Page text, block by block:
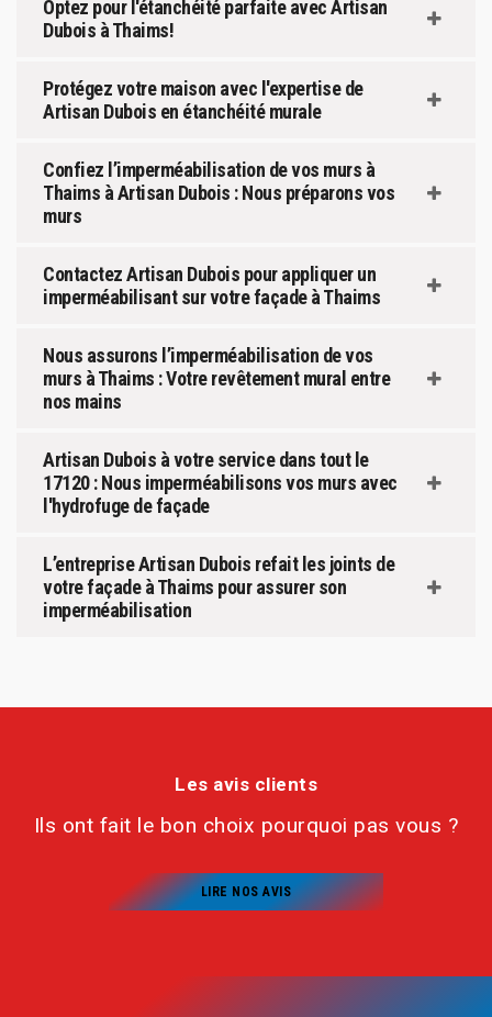
Optez pour l'étanchéité parfaite avec Artisan
Dubois à Thaims!
Protégez votre maison avec l'expertise de
Artisan Dubois en étanchéité murale
Confiez l’imperméabilisation de vos murs à
Thaims à Artisan Dubois : Nous préparons vos
murs
Contactez Artisan Dubois pour appliquer un
imperméabilisant sur votre façade à Thaims
Nous assurons l’imperméabilisation de vos
murs à Thaims : Votre revêtement mural entre
nos mains
Artisan Dubois à votre service dans tout le
17120 : Nous imperméabilisons vos murs avec
l'hydrofuge de façade
L’entreprise Artisan Dubois refait les joints de
votre façade à Thaims pour assurer son
imperméabilisation
Les avis clients
Ils ont fait le bon choix pourquoi pas vous ?
LIRE NOS AVIS